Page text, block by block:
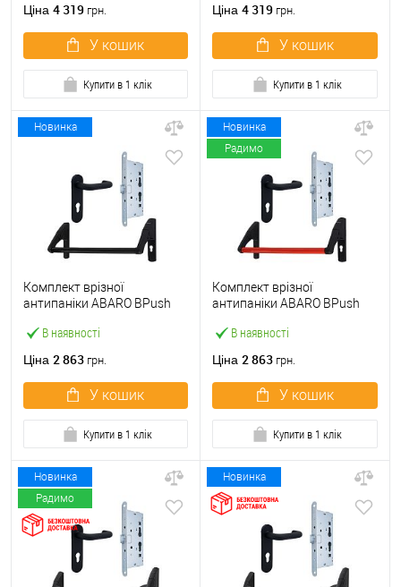
Ціна 4 319 грн.
У кошик
Купити в 1 клік
Ціна 4 319 грн.
У кошик
Купити в 1 клік
Новинка
В наявності
Комплект врізної
антипаніки ABARO BPush
чорний із замком та ручкою
Ціна 2 863 грн.
У кошик
Купити в 1 клік
Новинка
Радимо
В наявності
Комплект врізної
антипаніки ABARO BPush
червоний із замком та
Ціна 2 863 грн.
У кошик
Купити в 1 клік
Новинка
Радимо
Новинка